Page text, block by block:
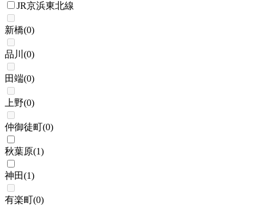
JR京浜東北線
新橋(0)
品川 (0)
田端(0)
上野(0)
仲御徒町(0)
秋葉原(1)
神田(1)
有楽町(0)